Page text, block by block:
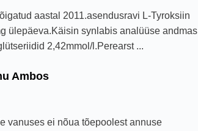
aastal 2011.asendusravi L-Tyroksiin
ülepäeva.Käisin synlabis analüüse andmas
2,42mmol/l.Perearst ...
Ambos
vanuses ei nõua tõepoolest annuse